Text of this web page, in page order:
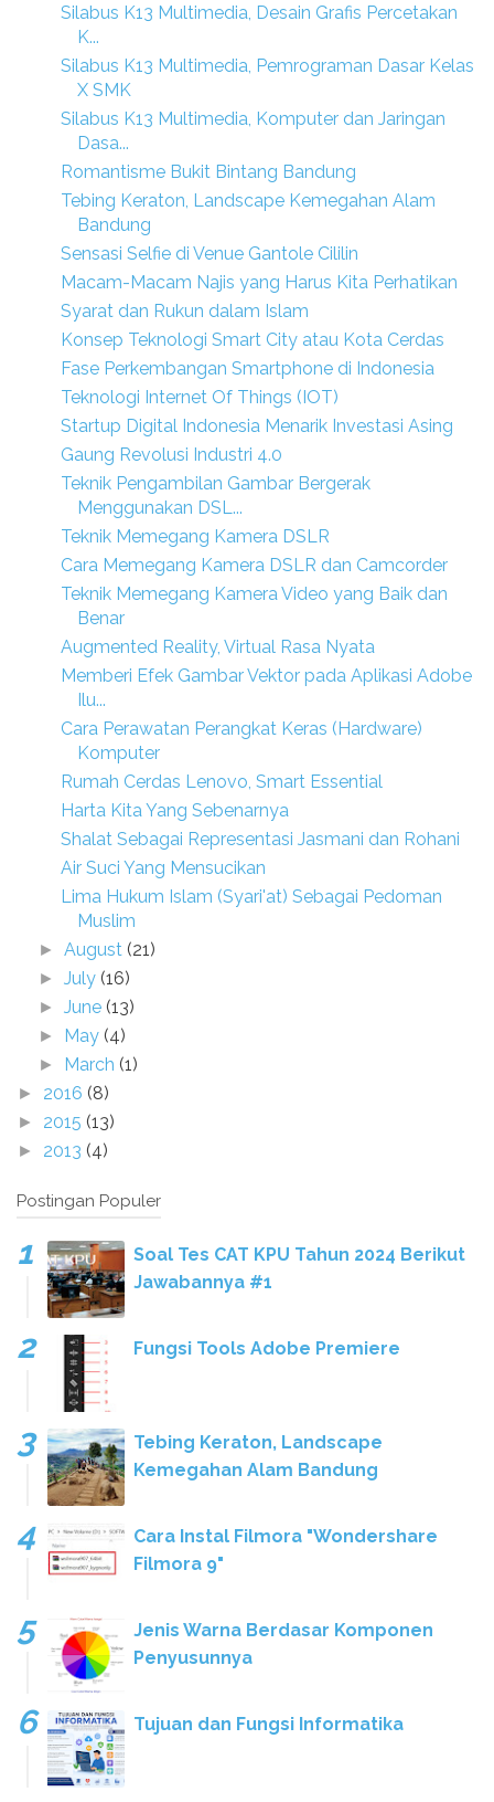
Silabus K13 Multimedia, Desain Grafis Percetakan
K...
Silabus K13 Multimedia, Pemrograman Dasar Kelas
X SMK
Silabus K13 Multimedia, Komputer dan Jaringan
Dasa...
Romantisme Bukit Bintang Bandung
Tebing Keraton, Landscape Kemegahan Alam
Bandung
Sensasi Selfie di Venue Gantole Cililin
Macam-Macam Najis yang Harus Kita Perhatikan
Syarat dan Rukun dalam Islam
Konsep Teknologi Smart City atau Kota Cerdas
Fase Perkembangan Smartphone di Indonesia
Teknologi Internet Of Things (IOT)
Startup Digital Indonesia Menarik Investasi Asing
Gaung Revolusi Industri 4.0
Teknik Pengambilan Gambar Bergerak
Menggunakan DSL...
Teknik Memegang Kamera DSLR
Cara Memegang Kamera DSLR dan Camcorder
Teknik Memegang Kamera Video yang Baik dan
Benar
Augmented Reality, Virtual Rasa Nyata
Memberi Efek Gambar Vektor pada Aplikasi Adobe
Ilu...
Cara Perawatan Perangkat Keras (Hardware)
Komputer
Rumah Cerdas Lenovo, Smart Essential
Harta Kita Yang Sebenarnya
Shalat Sebagai Representasi Jasmani dan Rohani
Air Suci Yang Mensucikan
Lima Hukum Islam (Syari'at) Sebagai Pedoman
Muslim
►August (21)
►July (16)
►June (13)
► May (4)
► March (1)
► 2016 (8)
► 2015 (13)
► 2013 (4)
Postingan Populer
Soal Tes CAT KPU Tahun 2024 Berikut
Jawabannya #1
Fungsi Tools Adobe Premiere
Tebing Keraton, Landscape
Kemegahan Alam Bandung
Cara Instal Filmora "Wondershare
Filmora 9"
Jenis Warna Berdasar Komponen
Penyusunnya
Tujuan dan Fungsi Informatika